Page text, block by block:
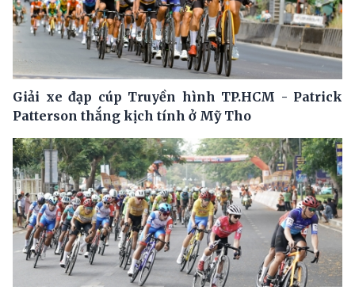
Giải xe đạp cúp Truyền hình TP.HCM - Patrick
Patterson thắng kịch tính ở Mỹ Tho